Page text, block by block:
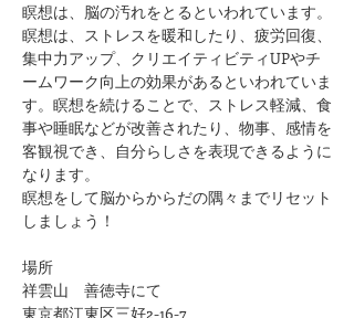
瞑想は、脳の汚れをとるといわれています。
瞑想は、ストレスを暖和したり、疲労回復、
集中力アップ、クリエイティビティUPやチ
ームワーク向上の効果があるといわれていま
す。瞑想を続けることで、ストレス軽減、食
事や睡眠などが改善されたり、物事、感情を
客観視でき、自分らしさを表現できるように
なります。
瞑想をして脳からからだの隅々までリセット
しましょう！
場所
祥雲山　善徳寺にて
東京都江東区三好2-16-7